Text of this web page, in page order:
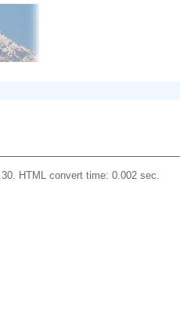
HTML convert time: 0.002 sec.